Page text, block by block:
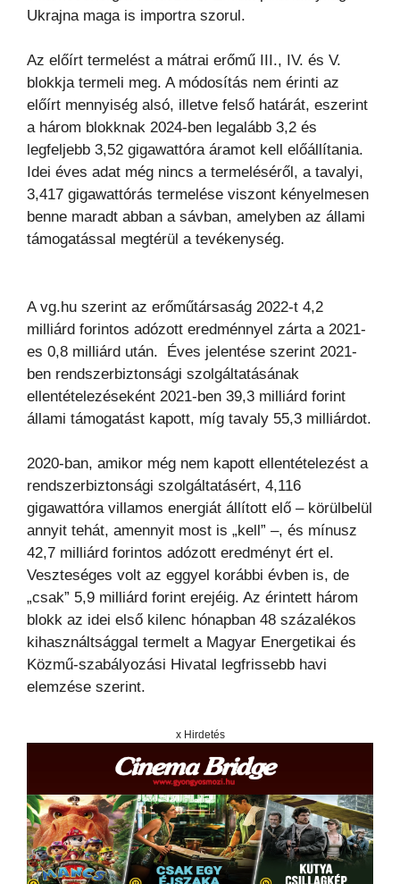
Ukrajna maga is importra szorul.
Az előírt termelést a mátrai erőmű III., IV. és V.
blokkja termeli meg. A módosítás nem érinti az
előírt mennyiség alsó, illetve felső határát, eszerint
a három blokknak 2024-ben legalább 3,2 és
legfeljebb 3,52 gigawattóra áramot kell előállítania.
Idei éves adat még nincs a termeléséről, a tavalyi,
3,417 gigawattórás termelése viszont kényelmesen
benne maradt abban a sávban, amelyben az állami
támogatással megtérül a tevékenység.
A vg.hu szerint az erőműtársaság 2022-t 4,2
milliárd forintos adózott eredménnyel zárta a 2021-
es 0,8 milliárd után. Éves jelentése szerint 2021-
ben rendszerbiztonsági szolgáltatásának
ellentételezéseként 2021-ben 39,3 milliárd forint
állami támogatást kapott, míg tavaly 55,3 milliárdot.
2020-ban, amikor még nem kapott ellentételezést a
rendszerbiztonsági szolgáltatásért, 4,116
gigawattóra villamos energiát állított elő – körülbelül
annyit tehát, amennyit most is „kell” –, és mínusz
42,7 milliárd forintos adózott eredményt ért el.
Veszteséges volt az eggyel korábbi évben is, de
„csak” 5,9 milliárd forint erejéig. Az érintett három
blokk az idei első kilenc hónapban 48 százalékos
kihasználtsággal termelt a Magyar Energetikai és
Közmű-szabályozási Hivatal legfrissebb havi
elemzése szerint.
x Hirdetés